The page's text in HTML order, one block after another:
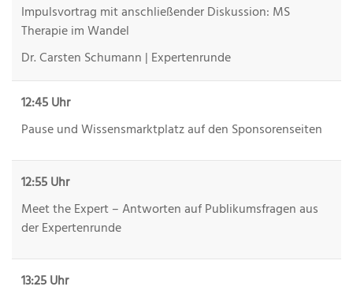
Impulsvortrag mit anschließender Diskussion: MS
Therapie im Wandel
Dr. Carsten Schumann | Expertenrunde
12:45 Uhr
Pause und Wissensmarktplatz auf den Sponsorenseiten
12:55 Uhr
Meet the Expert – Antworten auf Publikumsfragen aus
der Expertenrunde
13:25 Uhr